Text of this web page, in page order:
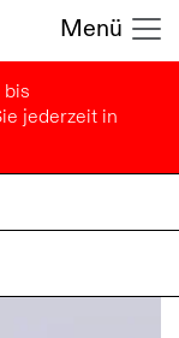
Menü
jederzeit in